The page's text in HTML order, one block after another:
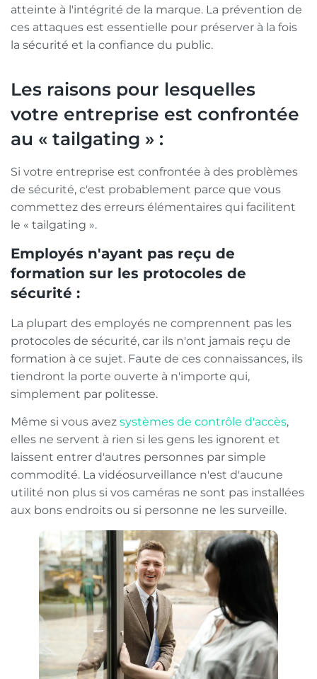
atteinte à l'intégrité de la marque. La prévention de
ces attaques est essentielle pour préserver à la fois
la sécurité et la confiance du public.
Les raisons pour lesquelles
votre entreprise est confrontée
au « tailgating » :
Si votre entreprise est confrontée à des problèmes
de sécurité, c'est probablement parce que vous
commettez des erreurs élémentaires qui facilitent
le « tailgating ».
Employés n'ayant pas reçu de
formation sur les protocoles de
sécurité :
La plupart des employés ne comprennent pas les
protocoles de sécurité, car ils n'ont jamais reçu de
formation à ce sujet. Faute de ces connaissances, ils
tiendront la porte ouverte à n'importe qui,
simplement par politesse.
Même si vous avez systèmes de contrôle d'accès,
elles ne servent à rien si les gens les ignorent et
laissent entrer d'autres personnes par simple
commodité. La vidéosurveillance n'est d'aucune
utilité non plus si vos caméras ne sont pas installées
aux bons endroits ou si personne ne les surveille.